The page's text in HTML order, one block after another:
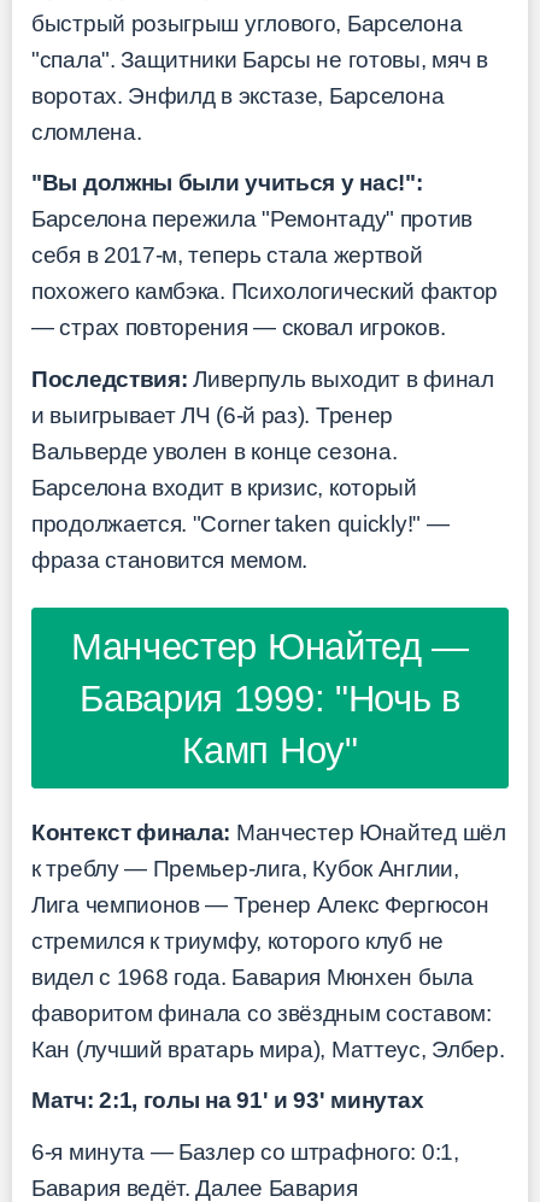
быстрый розыгрыш углового, Барселона
"спала". Защитники Барсы не готовы, мяч в
воротах. Энфилд в экстазе, Барселона
сломлена.
"Вы должны были учиться у нас!":
Барселона пережила "Ремонтаду" против
себя в 2017-м, теперь стала жертвой
похожего камбэка. Психологический фактор
— страх повторения — сковал игроков.
Последствия: Ливерпуль выходит в финал
и выигрывает ЛЧ (6-й раз). Тренер
Вальверде уволен в конце сезона.
Барселона входит в кризис, который
продолжается. "Corner taken quickly!" —
фраза становится мемом.
Манчестер Юнайтед —
Бавария 1999: "Ночь в
Камп Ноу"
Контекст финала: Манчестер Юнайтед шёл
к треблу — Премьер-лига, Кубок Англии,
Лига чемпионов — Тренер Алекс Фергюсон
стремился к триумфу, которого клуб не
видел с 1968 года. Бавария Мюнхен была
фаворитом финала со звёздным составом:
Кан (лучший вратарь мира), Маттеус, Элбер.
Матч: 2:1, голы на 91' и 93' минутах
6-я минута — Базлер со штрафного: 0:1,
Бавария ведёт. Далее Бавария